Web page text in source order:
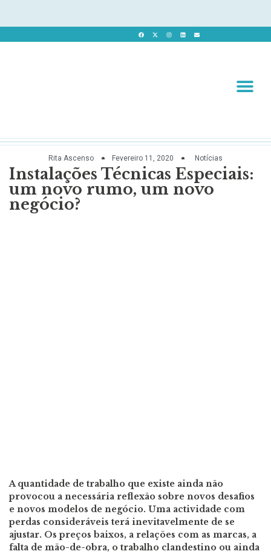
Rita Ascenso Fevereiro 11, 2020 Notícias
Instalações Técnicas Especiais:
um novo rumo, um novo
negócio?
A quantidade de trabalho que existe ainda não
provocou a necessária reflexão sobre novos desafios
e novos modelos de negócio. Uma actividade com
perdas consideráveis terá inevitavelmente de se
ajustar. Os preços baixos, a relações com as marcas, a
falta de mão-de-obra, o trabalho clandestino ou ainda